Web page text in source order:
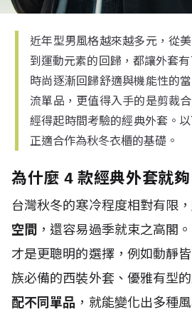
近年型男風格越來越多元，從
到運動元素的回歸，都讓外套
時尚逐漸回歸舒適與機能性的
流單品，更值得入手的是剪裁
經得起時間考驗的經典外套。
正適合作為秋冬衣櫃的基礎。
為什麼 4 款經典外套就
台灣秋冬的寒冷程度相對有限，
空間 ，還容易過季就束之高閣
才是更聰明的選擇，例如動靜
族必備的西裝外套、優雅有型
配不同單品 ，就能變化出多種